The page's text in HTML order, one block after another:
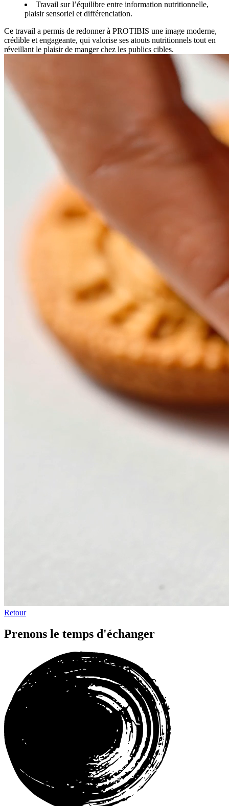
Travail sur l’équilibre entre information nutritionnelle,
plaisir sensoriel et différenciation.
Ce travail a permis de redonner à PROTIBIS une image moderne,
crédible et engageante, qui valorise ses atouts nutritionnels tout en
réveillant le plaisir de manger chez les publics cibles.
Retour
Prenons le temps d'échanger